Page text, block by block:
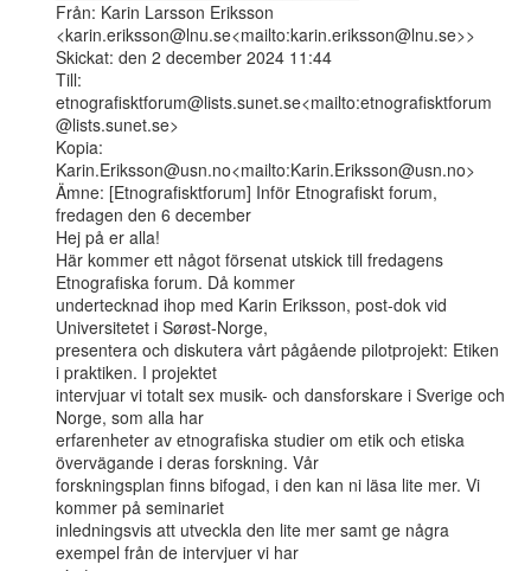
Från: Karin Larsson Eriksson
<karin.eriksson@lnu.se<mailto:karin.eriksson@lnu.se>>
Skickat: den 2 december 2024 11:44
Till:
etnografisktforum@lists.sunet.se<mailto:etnografisktforum
@lists.sunet.se>
Kopia:
Karin.Eriksson@usn.no<mailto:Karin.Eriksson@usn.no>
Ämne: [Etnografisktforum] Inför Etnografiskt forum,
fredagen den 6 december
Hej på er alla!
Här kommer ett något försenat utskick till fredagens
Etnografiska forum. Då kommer
undertecknad ihop med Karin Eriksson, post-dok vid
Universitetet i Sørøst-Norge,
presentera och diskutera vårt pågående pilotprojekt: Etiken
i praktiken. I projektet
intervjuar vi totalt sex musik- och dansforskare i Sverige och
Norge, som alla har
erfarenheter av etnografiska studier om etik och etiska
övervägande i deras forskning. Vår
forskningsplan finns bifogad, i den kan ni läsa lite mer. Vi
kommer på seminariet
inledningsvis att utveckla den lite mer samt ge några
exempel från de intervjuer vi har